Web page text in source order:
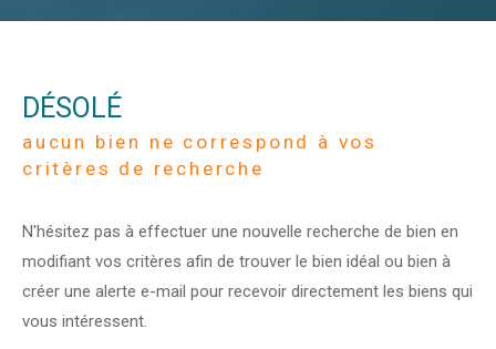
DÉSOLÉ
aucun bien ne correspond à vos
critères de recherche
N'hésitez pas à effectuer une nouvelle recherche de bien en
modifiant vos critères afin de trouver le bien idéal ou bien à
créer une alerte e-mail pour recevoir directement les biens qui
vous intéressent.